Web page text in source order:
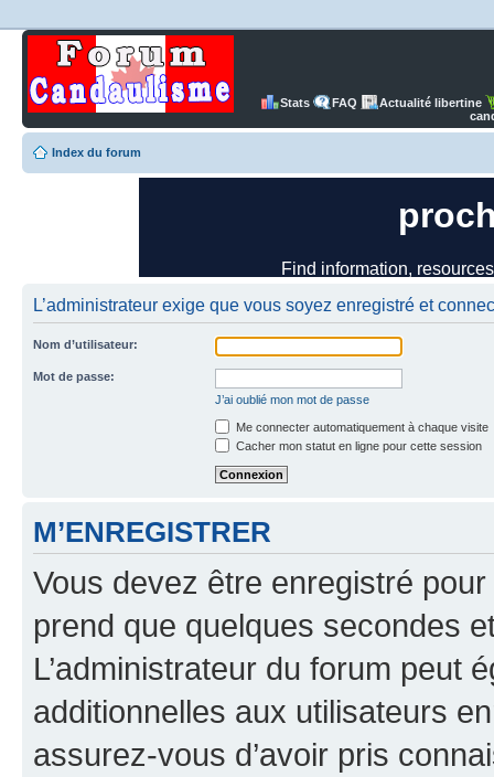
Stats FAQ
Actualité libertine
Index du forum
L’administrateur exige que vous soyez enregistré et
Nom d’utilisateur:
Mot de passe:
J’ai oublié mon mot de passe
Me connecter automatiquement à chaque visite
Cacher mon statut en ligne pour cette session
M’ENREGISTRER
Vous devez être enregistré
prend que quelques secondes
L’administrateur du forum peut
additionnelles aux utilisateurs
assurez-vous d’avoir pris